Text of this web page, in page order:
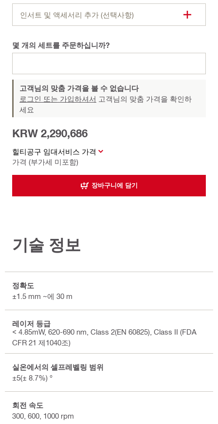
인서트 및 액세서리 추가 (선택사항)
몇 개의 세트를 주문하십니까?
고객님의 맞춤 가격을 볼 수 없습니다
로그인 또는 가입하셔서 고객님의 맞춤 가격을 확인하
세요
힐티공구 임대서비스 가격
가격 (부가세 미포함)
KRW 2,290,686
장바구니에 담기
기술 정보
정확도
±1.5 mm ~에 30 m
레이저 등급
< 4.85mW, 620-690 nm, Class 2(EN 60825), Class II (FDA
CFR 21 제1040조)
실온에서의 셀프레벨링 범위
±5(± 8.7%) °
회전 속도
300, 600, 1000 rpm